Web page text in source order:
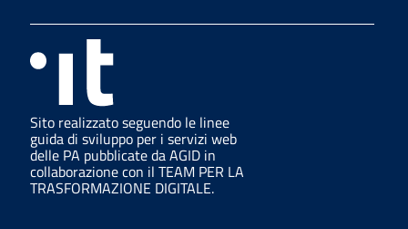
Sito realizzato seguendo le linee
guida di sviluppo per i servizi web
delle PA pubblicate da AGID in
collaborazione con il TEAM PER LA
TRASFORMAZIONE DIGITALE.